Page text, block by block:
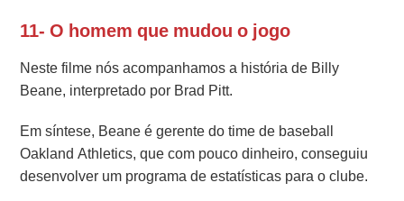
11- O homem que mudou o jogo
Neste filme nós acompanhamos a história de Billy
Beane, interpretado por Brad Pitt.
Em síntese, Beane é gerente do time de baseball
Oakland Athletics, que com pouco dinheiro, conseguiu
desenvolver um programa de estatísticas para o clube.